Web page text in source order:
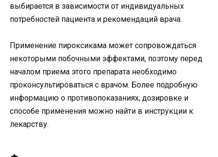
выбирается в зависимости от индивидуальных
потребностей пациента и рекомендаций врача.
Применение пироксикама может сопровождаться
некоторыми побочными эффектами, поэтому перед
началом приема этого препарата необходимо
проконсультироваться с врачом. Более подробную
информацию о противопоказаниях, дозировке и
способе применения можно найти в инструкции к
лекарству.